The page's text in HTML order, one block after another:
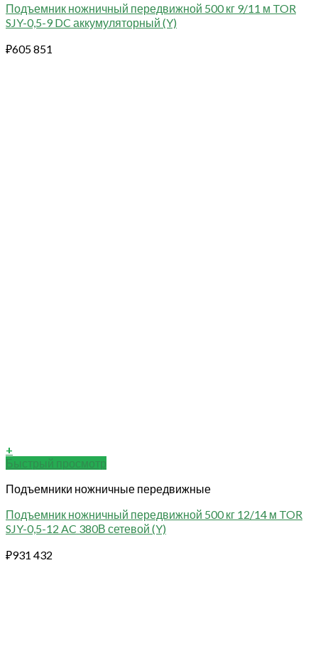
Подъемник ножничный передвижной 500 кг 9/11 м TOR
SJY-0,5-9 DC аккумуляторный (Y)
₽605 851
+
Быстрый просмотр
Подъемники ножничные передвижные
Подъемник ножничный передвижной 500 кг 12/14 м TOR
SJY-0,5-12 AC 380В сетевой (Y)
₽931 432